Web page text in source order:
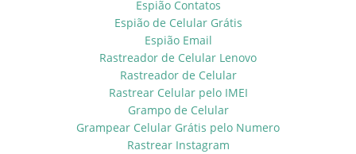
Espião Contatos
Espião de Celular Grátis
Espião Email
Rastreador de Celular Lenovo
Rastreador de Celular
Rastrear Celular pelo IMEI
Grampo de Celular
Grampear Celular Grátis pelo Numero
Rastrear Instagram